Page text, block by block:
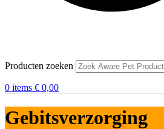
Producten zoeken
0 items € 0,00
Gebitsverzorging